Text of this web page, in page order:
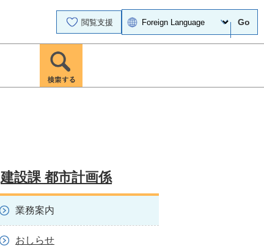
閲覧支援 Go
建設課 都市計画係
業務案内
おしらせ